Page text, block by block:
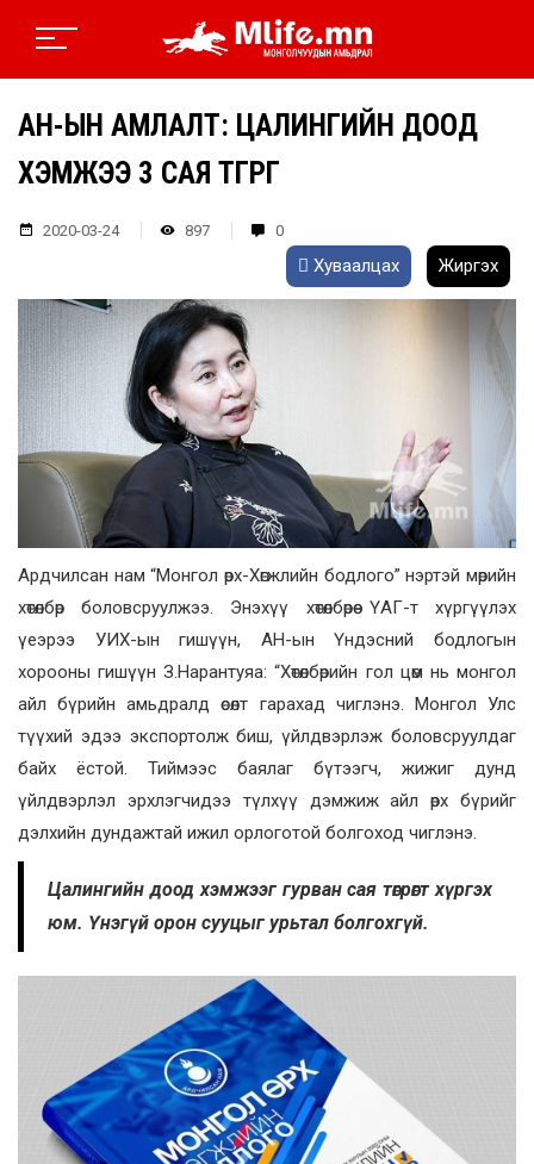
АН-ЫН АМЛАЛТ: ЦАЛИНГИЙН ДООД
ХЭМЖЭЭ 3 САЯ ТӨГРӨГ
2020-03-24 897 0
Хуваалцах Жиргэх
Ардчилсан нам “Монгол өрх-Хөгжлийн бодлого” нэртэй мөрийн
хөтөлбөр боловсруулжээ. Энэхүү хөтөлбөрөө ҮАГ-т хүргүүлэх
үеэрээ УИХ-ын гишүүн, АН-ын Үндэсний бодлогын
хорооны гишүүн З.Нарантуяа: “Хөтөлбөрийн гол цөм нь монгол
айл бүрийн амьдралд өсөлт гарахад чиглэнэ. Монгол Улс
түүхий эдээ экспортолж биш, үйлдвэрлэж боловсруулдаг
байх ёстой. Тиймээс баялаг бүтээгч, жижиг дунд
үйлдвэрлэл эрхлэгчидээ түлхүү дэмжиж айл өрх бүрийг
дэлхийн дундажтай ижил орлоготой болгоход чиглэнэ.
Цалингийн доод хэмжээг гурван сая төгрөгт хүргэх
юм. Үнэгүй орон сууцыг урьтал болгохгүй.